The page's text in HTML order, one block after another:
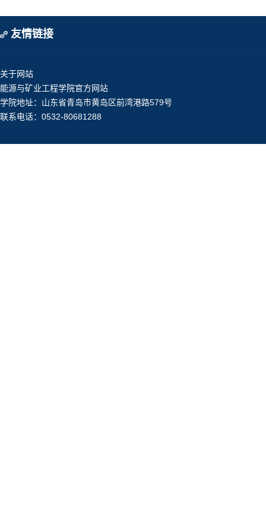
友情链接
关于网站
能源与矿业工程学院官方网站
学院地址：山东省青岛市黄岛区前湾港路579号
联系电话：0532-80681288